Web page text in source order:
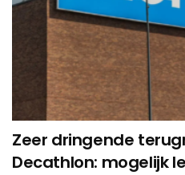
Zeer dringende
Decathlon: mogelijk